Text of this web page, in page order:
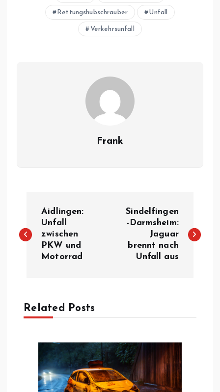
Rettungshubschrauber Unfall
Verkehrsunfall
Frank
e
r
a
Aidlingen:
Unfall
zwischen
PKW und
Motorrad
Sindelfingen
-Darmsheim:
Jaguar
brennt nach
Unfall aus
Related Posts